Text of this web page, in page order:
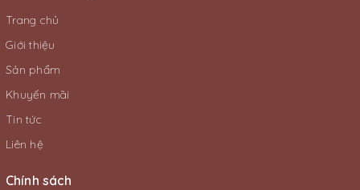
Trang chủ
Giới thiệu
Sản phẩm
Khuyến mãi
Tin tức
Liên hệ
Chính sách